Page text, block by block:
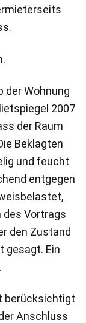
der Wohnung
2007
der Raum
Beklagten
und feucht
entgegen
des Vortrags
den Zustand
gesagt. Ein
berücksichtigt
Anschluss